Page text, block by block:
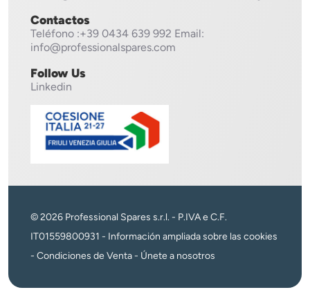
Contactos
Teléfono :+39 0434 639 992 Email:
info@professionalspares.com
Follow Us
Linkedin
© 2026 Professional Spares s.r.l. - P.IVA e C.F.
IT01559800931 - Información ampliada sobre las cookies
- Condiciones de Venta- Únete a nosotros